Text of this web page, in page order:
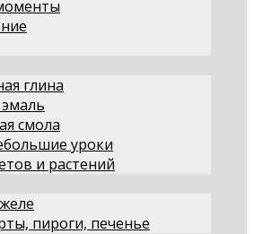
глина
смола
уроки
и растений
пироги, печенье